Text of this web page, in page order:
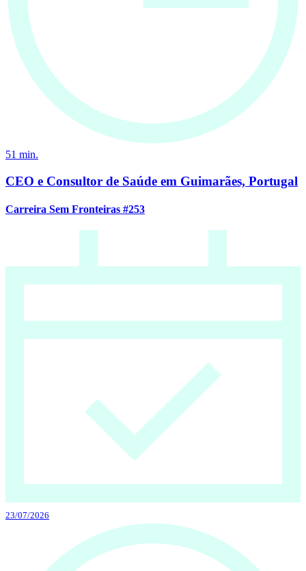
51 min.
CEO e Consultor de Saúde em Guimarães, Portugal
Carreira Sem Fronteiras #253
23/07/2026